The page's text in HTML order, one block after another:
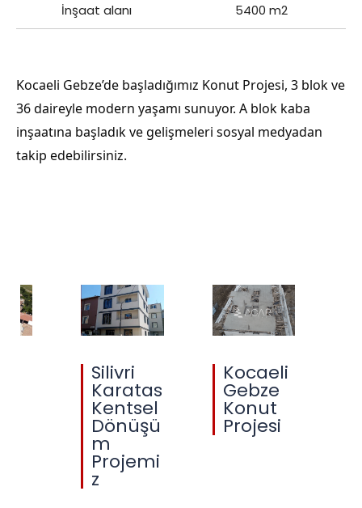
İnşaat alanı 5400 m2
Kocaeli Gebze’de başladığımız Konut Projesi, 3 blok ve
36 daireyle modern yaşamı sunuyor. A blok kaba
inşaatına başladık ve gelişmeleri sosyal medyadan
takip edebilirsiniz.
Silivri
Karatas
Kentsel
Dönüşü
m
Projemi
z
Kocaeli
Gebze
Konut
Projesi